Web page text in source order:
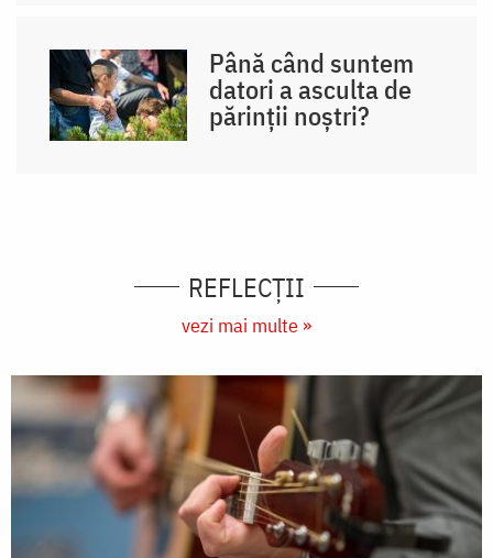
Până când suntem
datori a asculta de
părinții noștri?
REFLECȚII
vezi mai multe »